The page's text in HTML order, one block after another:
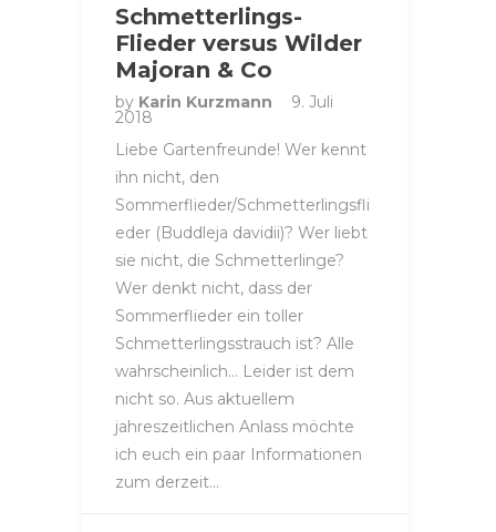
Schmetterlings-
Flieder versus Wilder
Majoran & Co
by Karin Kurzmann 9. Juli
2018
Liebe Gartenfreunde! Wer kennt
ihn nicht, den
Sommerflieder/Schmetterlingsfli
eder (Buddleja davidii)? Wer liebt
sie nicht, die Schmetterlinge?
Wer denkt nicht, dass der
Sommerflieder ein toller
Schmetterlingsstrauch ist? Alle
wahrscheinlich… Leider ist dem
nicht so. Aus aktuellem
jahreszeitlichen Anlass möchte
ich euch ein paar Informationen
zum derzeit…